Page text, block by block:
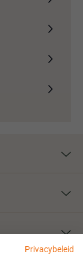
Privacybeleid